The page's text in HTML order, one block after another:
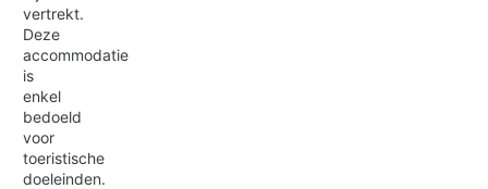
vertrekt.
Deze
accommodatie
is
enkel
bedoeld
voor
toeristische
doeleinden.